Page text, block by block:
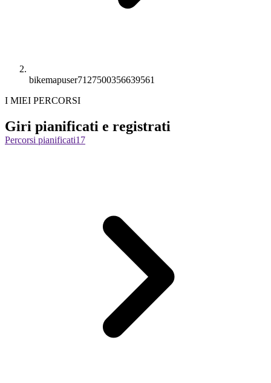
bikemapuser7127500356639561
I MIEI PERCORSI
Giri pianificati e registrati
Percorsi pianificati17